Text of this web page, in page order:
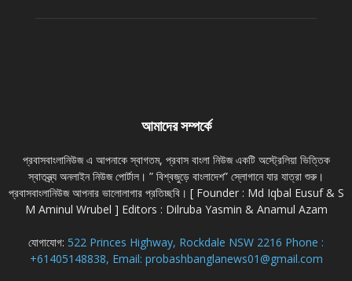
আমাদের সম্পর্কে
প্রবাসবাংলানিউজ এ আপনাকে স্বাগতম, প্রবাস বাংলা নিউজ একটি অস্ট্রেলিয়া ভিত্তিক
স্বাতন্ত্র্য অনলাইন নিউজ পোর্টাল। ” বিশ্বজুড়ে বাংলাদেশ” স্লোগানে যার যাত্রা শুরু।
প্রবাসবাংলানিউজ আপনার ভালোলাগার প্রতিচ্ছবি। [ Founder : Md Iqbal Eusuf & S
M Aminul Wrubel ] Editors : Dilruba Yasmin & Anamul Azam
যোগাযোগ: 522 Princes Highway, Rockdale NSW 2216 Phone :
+61405148838, Email: probashbanglanews01@gmail.com